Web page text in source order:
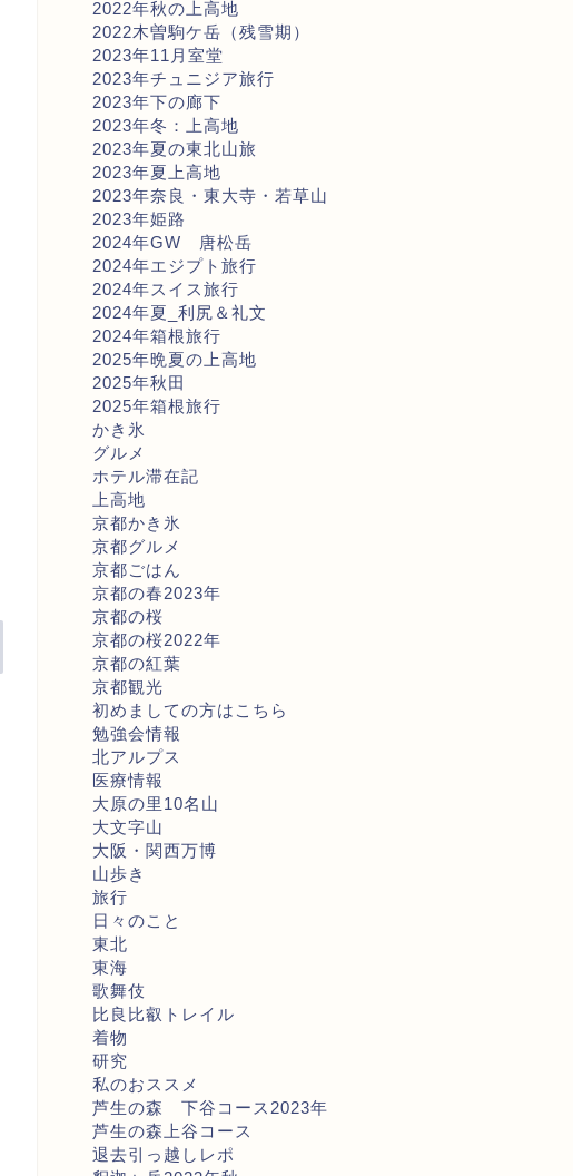
2022年秋の上高地
2022木曽駒ケ岳（残雪期）
2023年11月室堂
2023年チュニジア旅行
2023年下の廊下
2023年冬：上高地
2023年夏の東北山旅
2023年夏上高地
2023年奈良・東大寺・若草山
2023年姫路
2024年GW 唐松岳
2024年エジプト旅行
2024年スイス旅行
2024年夏_利尻＆礼文
2024年箱根旅行
2025年晩夏の上高地
2025年秋田
2025年箱根旅行
かき氷
グルメ
ホテル滞在記
上高地
京都かき氷
京都グルメ
京都ごはん
京都の春2023年
京都の桜
京都の桜2022年
京都の紅葉
京都観光
初めましての方はこちら
勉強会情報
北アルプス
医療情報
大原の里10名山
大文字山
大阪・関西万博
山歩き
旅行
日々のこと
東北
東海
歌舞伎
比良比叡トレイル
着物
研究
私のおススメ
芦生の森 下谷コース2023年
芦生の森上谷コース
退去引っ越しレポ